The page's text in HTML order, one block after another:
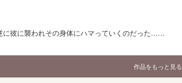
に彼に襲われその身体にハマっていくのだった……
作品をもっと見る